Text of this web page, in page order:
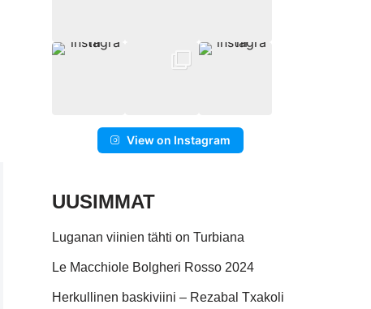
View on Instagram
UUSIMMAT
Luganan viinien tähti on Turbiana
Le Macchiole Bolgheri Rosso 2024
Herkullinen baskiviini – Rezabal Txakoli